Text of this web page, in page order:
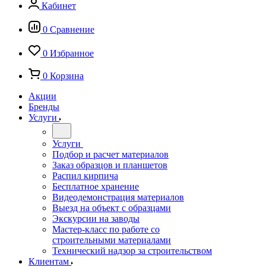
Кабинет
0 Сравнение
0 Избранное
0 Корзина
Акции
Бренды
Услуги
Услуги
Подбор и расчет материалов
Заказ образцов и планшетов
Распил кирпича
Бесплатное хранение
Видеодемонстрация материалов
Выезд на объект с образцами
Экскурсии на заводы
Мастер-класс по работе со
строительными материалами
Технический надзор за строительством
Клиентам